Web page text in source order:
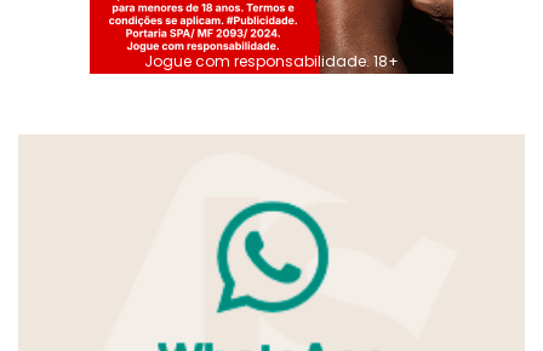
Jogue com responsabilidade. 18+